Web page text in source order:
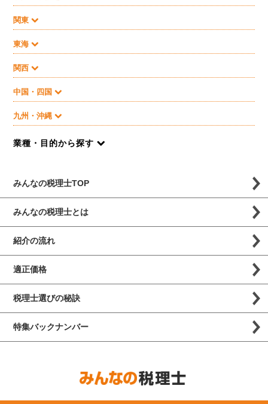
関東
東海
関西
中国・四国
九州・沖縄
業種・目的から探す
みんなの税理士TOP
みんなの税理士とは
紹介の流れ
適正価格
税理士選びの秘訣
特集バックナンバー